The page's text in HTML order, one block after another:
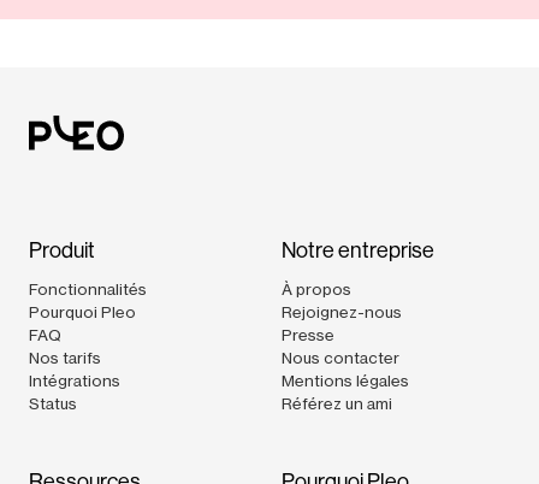
Produit
Fonctionnalités
Pourquoi Pleo
FAQ
Nos tarifs
Intégrations
Status
Notre entreprise
À propos
Rejoignez-nous
Presse
Nous contacter
Mentions légales
Référez un ami